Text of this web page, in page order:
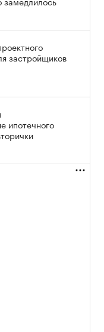
застройщиков
ипотечного